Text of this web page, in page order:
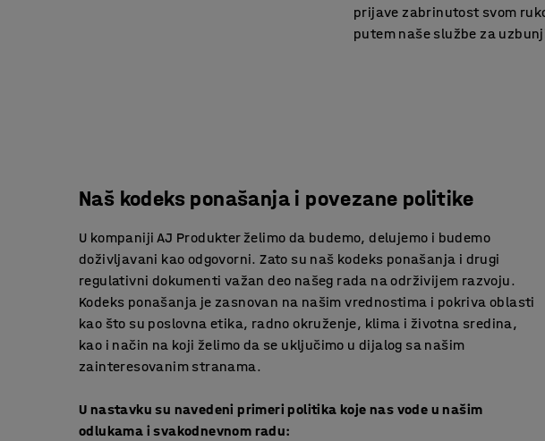
prijave zabrinutost svom
putem naše službe za
Naš kodeks ponašanja i povezane politike
U kompaniji AJ Produkter želimo da budemo, delujemo i budemo
doživljavani kao odgovorni. Zato su naš kodeks ponašanja i drugi
regulativni dokumenti važan deo našeg rada na održivijem razvoju.
Kodeks ponašanja je zasnovan na našim vrednostima i pokriva oblasti
kao što su poslovna etika, radno okruženje, klima i životna sredina,
kao i način na koji želimo da se uključimo u dijalog sa našim
zainteresovanim stranama.
U nastavku su navedeni primeri politika koje nas vode u našim
odlukama i svakodnevnom radu: